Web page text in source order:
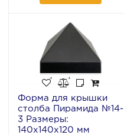
Форма для крышки
столба Пирамида №14-
3 Размеры:
140х140х120 мм